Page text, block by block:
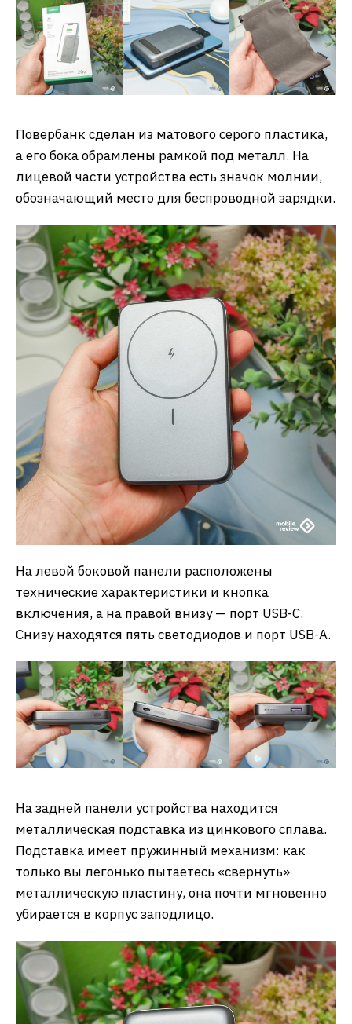
Повербанк сделан из матового серого пластика,
а его бока обрамлены рамкой под металл. На
лицевой части устройства есть значок молнии,
обозначающий место для беспроводной зарядки.
На левой боковой панели расположены
технические характеристики и кнопка
включения, а на правой внизу — порт USB-C.
Снизу находятся пять светодиодов и порт USB-A.
На задней панели устройства находится
металлическая подставка из цинкового сплава.
Подставка имеет пружинный механизм: как
только вы легонько пытаетесь «свернуть»
металлическую пластину, она почти мгновенно
убирается в корпус заподлицо.